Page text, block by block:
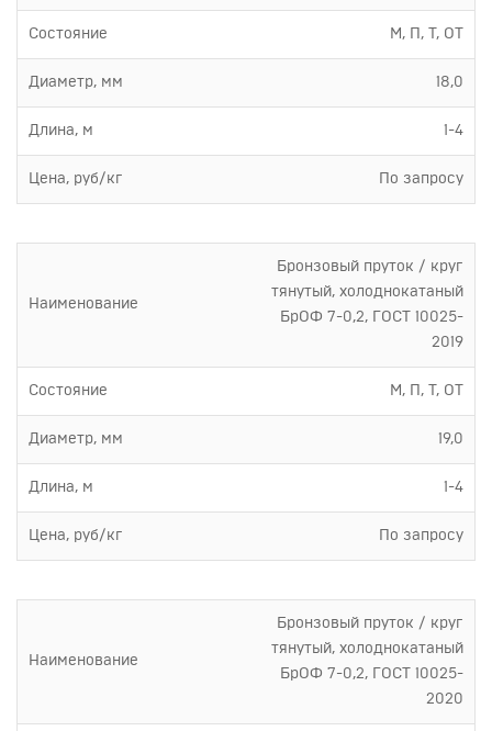
Состояние М, П, Т, ОТ
Диаметр, мм 18,0
Длина, м 1-4
Цена, руб/кг По запросу
Наименование
Бронзовый пруток / круг
тянутый, холоднокатаный
БрОФ 7-0,2, ГОСТ 10025-
2019
Состояние М, П, Т, ОТ
Диаметр, мм 19,0
Длина, м 1-4
Цена, руб/кг По запросу
Наименование
Бронзовый пруток / круг
тянутый, холоднокатаный
БрОФ 7-0,2, ГОСТ 10025-
2020